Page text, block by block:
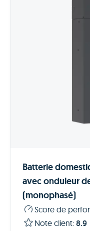
Batterie
avec onduleur
(monophasé)
Score de
Note client: 8.9